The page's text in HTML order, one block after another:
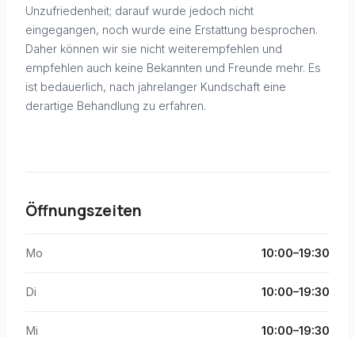
Unzufriedenheit; darauf wurde jedoch nicht
eingegangen, noch wurde eine Erstattung besprochen.
Daher können wir sie nicht weiterempfehlen und
empfehlen auch keine Bekannten und Freunde mehr. Es
ist bedauerlich, nach jahrelanger Kundschaft eine
derartige Behandlung zu erfahren.
Öffnungszeiten
Mo 10:00–19:30
Di 10:00–19:30
Mi 10:00–19:30